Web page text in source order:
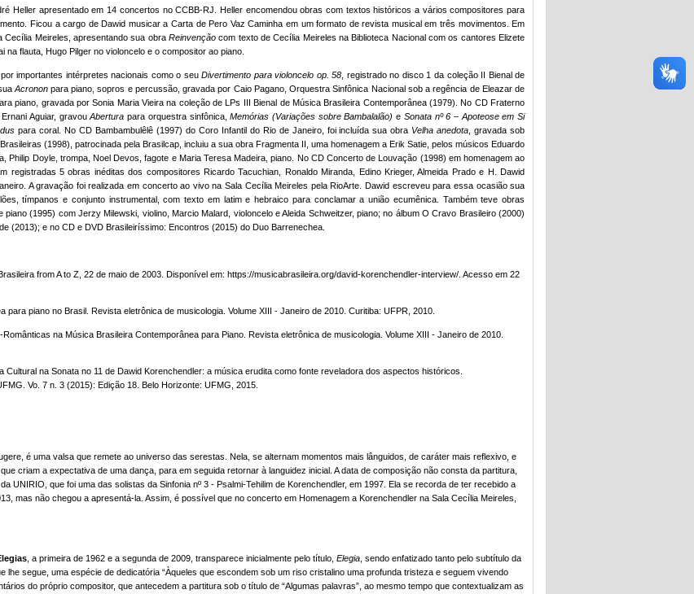
Heller apresentado em 14 concertos no CCBB-RJ. Heller encomendou obras com textos históricos a vários compositores para
Ficou a cargo de Dawid musicar a Carta de Pero Vaz Caminha em um formato de revista musical em três movimentos. Em
Cecília Meireles, apresentando sua obraReinvenção com texto de Cecília Meireles na Biblioteca Nacional com os cantores Elizete
flauta, Hugo Pilger no violoncelo e o compositor ao piano.
importantes intérpretes nacionais como o seuDivertimento para violoncelo op. 58 , registrado no disco 1 da coleção II Bienal de
Acrononpara piano, sopros e percussão, gravada por Caio Pagano, Orquestra Sinfônica Nacional sob a regência de Eleazar de
piano, gravada por Sonia Maria Vieira na coleção de LPs III Bienal de Música Brasileira Contemporânea (1979). No CD Fraterno
Aguiar, gravouAbertura para orquestra sinfônica,Memórias (Variações sobre Bambalalão) e Sonata nº 6 – Apoteose em Si
para coral. No CD Bambambulêlê (1997) do Coro Infantil do Rio de Janeiro, foi incluída sua obra Velha anedota , gravada sob
(1998), patrocinada pela Brasilcap, incluiu a sua obra Fragmenta II, uma homenagem a Erik Satie, pelos músicos Eduardo
Philip Doyle, trompa, Noel Devos, fagote e Maria Teresa Madeira, piano. No CD Concerto de Louvação (1998) em homenagem ao
registradas 5 obras inéditas dos compositores Ricardo Tacuchian, Ronaldo Miranda, Edino Krieger, Almeida Prado e H. Dawid
A gravação foi realizada em concerto ao vivo na Sala Cecília Meireles pela RioArte. Dawid escreveu para essa ocasião sua
tímpanos e conjunto instrumental, com texto em latim e hebraico para conclamar a união ecumênica. Também teve obras
(1995) com Jerzy Milewski, violino, Marcio Malard, violoncelo e Aleida Schweitzer, piano; no álbum O Cravo Brasileiro (2000)
(2013); e no CD e DVD Brasileiríssimo: Encontros (2015) do Duo Barrenechea.
from A to Z, 22 de maio de 2003. Disponível em: https://musicabrasileira.org/david-korenchendler-interview/. Acesso em 22
para piano no Brasil. Revista eletrônica de musicologia. Volume XIII - Janeiro de 2010. Curitiba: UFPR, 2010.
na Música Brasileira Contemporânea para Piano. Revista eletrônica de musicologia. Volume XIII - Janeiro de 2010.
Cultural na Sonata no 11 de Dawid Korenchendler: a música erudita como fonte reveladora dos aspectos históricos.
Vo. 7 n. 3 (2015): Edição 18. Belo Horizonte: UFMG, 2015.
é uma valsa que remete ao universo das serestas. Nela, se alternam momentos mais lânguidos, de caráter mais reflexivo, e
criam a expectativa de uma dança, para em seguida retornar à languidez inicial. A data de composição não consta da partitura,
UNIRIO, que foi uma das solistas da Sinfonia nº 3 - Psalmi-Tehilim de Korenchendler, em 1997. Ela se recorda de ter recebido a
mas não chegou a apresentá-la. Assim, é possível que no concerto em Homenagem a Korenchendler na Sala Cecília Meireles,
, a primeira de 1962 e a segunda de 2009, transparece inicialmente pelo título, Elegia, sendo enfatizado tanto pelo subtítulo da
lhe segue, uma espécie de dedicatória “Àqueles que escondem sob um riso cristalino uma profunda tristeza e seguem vivendo
do próprio compositor, que antecedem a partitura sob o título de “Algumas palavras”, ao mesmo tempo que contextualizam as